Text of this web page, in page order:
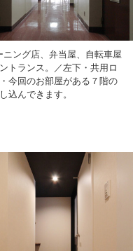
ング店、弁当屋、自転車屋
トランス。／左下・共用ロ
今回のお部屋がある７階の
込んできます。